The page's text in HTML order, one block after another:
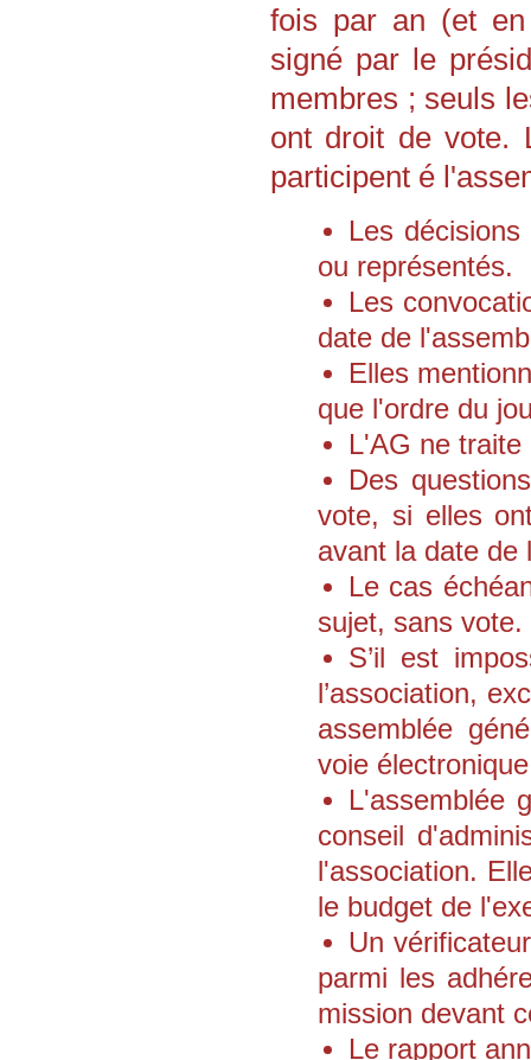
fois par an (et
signé par le
membres ; seuls
ont droit de vote.
participent é
Les
ou représentés.
Les
date de
Elles
que l'ordre du
L'AG ne
Des
vote, si elles
avant la date de
Le cas
sujet, sans vote.
S’il est
l’association,
assemblée
voie
L'assemblée
conseil
l'association.
le budget de
Un
parmi les
mission devant
Le rapport